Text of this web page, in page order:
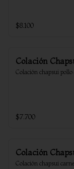
$8.100
Colación
Colación chapsui
$7.700
Colación
Colación chapsui